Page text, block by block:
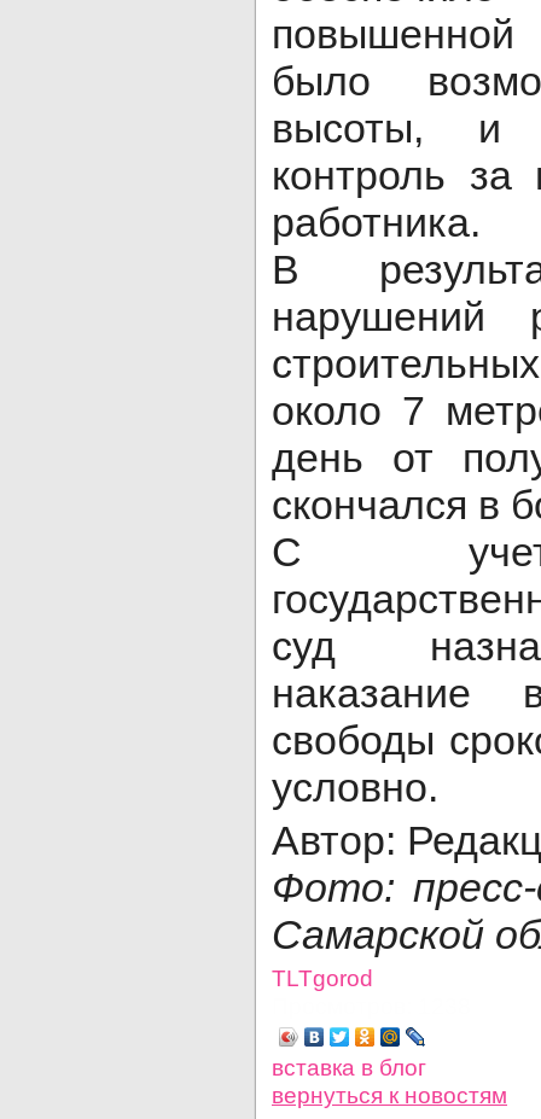
было
высоты, и
контроль за
работника.
В
нарушений
около 7
день от
скончался в
С
суд
свободы
условно.
Автор:
Фото:
Самарской
TLTgorod
вставка в блог
вернуться к новостям